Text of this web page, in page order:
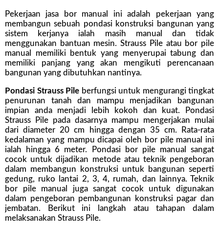
Pekerjaan jasa bor manual ini adalah pekerjaan yang
membangun sebuah pondasi konstruksi bangunan yang
sistem kerjanya ialah masih manual dan tidak
menggunakan bantuan mesin. Strauss Pile atau bor pile
manual memiliki bentuk yang menyerupai tabung dan
memiliki panjang yang akan mengikuti perencanaan
bangunan yang dibutuhkan nantinya.
Pondasi Strauss Pile berfungsi untuk mengurangi tingkat
penurunan tanah dan mampu menjadikan bangunan
impian anda menjadi lebih kokoh dan kuat. Pondasi
Strauss Pile pada dasarnya mampu mengerjakan mulai
dari diameter 20 cm hingga dengan 35 cm. Rata-rata
kedalaman yang mampu dicapai oleh bor pile manual ini
ialah hingga 6 meter. Pondasi bor pile manual sangat
cocok untuk dijadikan metode atau teknik pengeboran
dalam membangun konstruksi untuk bangunan seperti
gedung, ruko lantai 2, 3, 4, rumah, dan lainnya. Teknik
bor pile manual juga sangat cocok untuk digunakan
dalam pengeboran pembangunan konstruksi pagar dan
jembatan. Berikut ini langkah atau tahapan dalam
melaksanakan Strauss Pile.